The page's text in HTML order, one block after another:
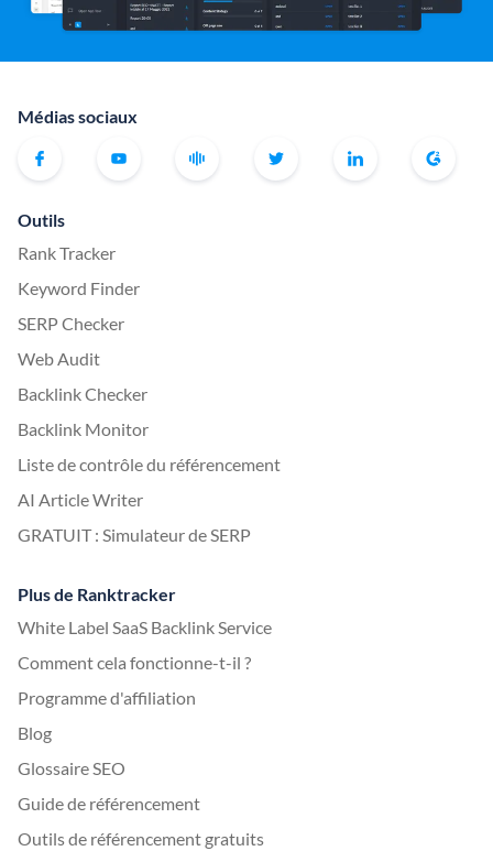
Médias sociaux
Outils
Rank Tracker
Keyword Finder
SERP Checker
Web Audit
Backlink Checker
Backlink Monitor
Liste de contrôle du référencement
AI Article Writer
GRATUIT : Simulateur de SERP
Plus de Ranktracker
White Label SaaS Backlink Service
Comment cela fonctionne-t-il ?
Programme d'affiliation
Blog
Glossaire SEO
Guide de référencement
Outils de référencement gratuits